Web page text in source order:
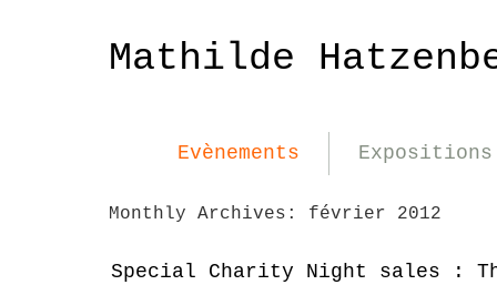
Mathilde
Evènements Expositions
Monthly Archives: février 2012
Special Charity Night sales :